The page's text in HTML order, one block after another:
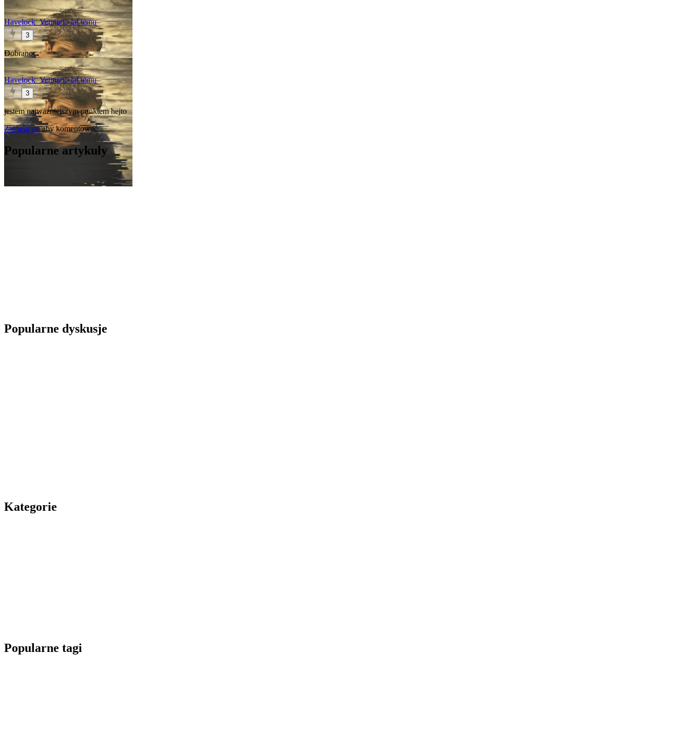
Havelock_Vetinari5 lat temu
3
Dobranoc
Havelock_Vetinari5 lat temu
3
jestem najważniejszym punktem hejto
Zaloguj sięaby komentować
Popularne artykuły
Popularne dyskusje
Kategorie
Popularne tagi